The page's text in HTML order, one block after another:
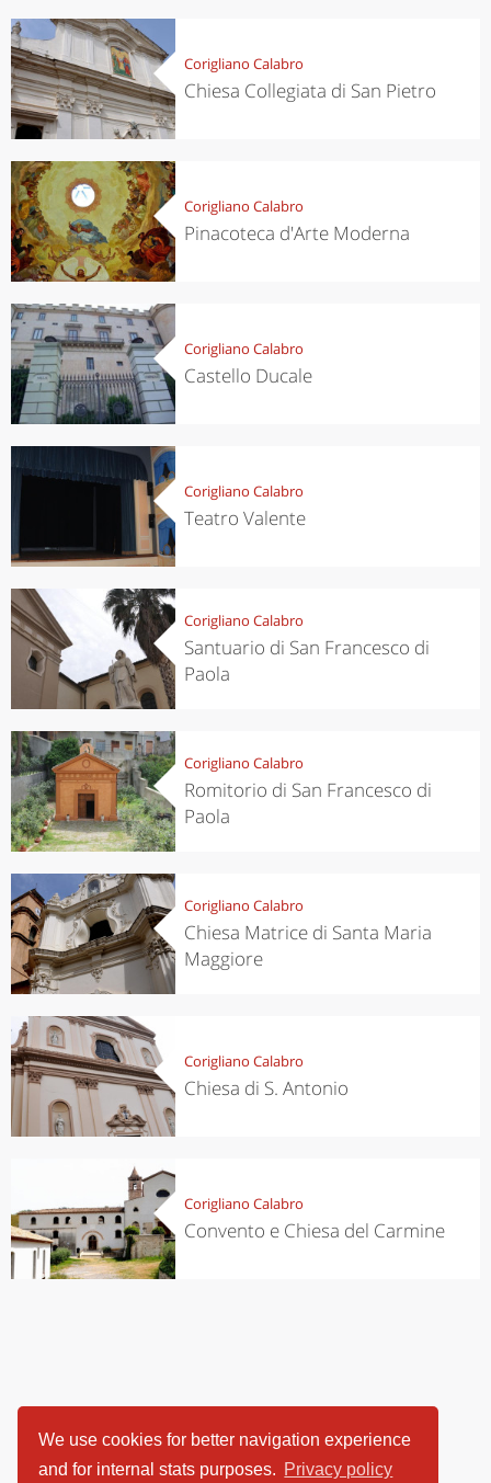
We use cookies for better navigation experience
and for internal stats purposes. Privacy policy
Corigliano Calabro
Chiesa Collegiata di San Pietro
Corigliano Calabro
Pinacoteca d'Arte Moderna
Corigliano Calabro
Castello Ducale
Corigliano Calabro
Teatro Valente
Corigliano Calabro
Santuario di San Francesco di
Paola
Corigliano Calabro
Romitorio di San Francesco di
Paola
Corigliano Calabro
Chiesa Matrice di Santa Maria
Maggiore
Corigliano Calabro
Chiesa di S. Antonio
Corigliano Calabro
Convento e Chiesa del Carmine